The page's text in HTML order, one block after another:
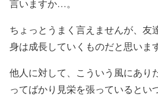
言いますか…。
ちょっとうまく言えませんが、 友
身は成長していくものだと思います
他人に対して、こういう風にあり
ってばかり見栄を張っているとい